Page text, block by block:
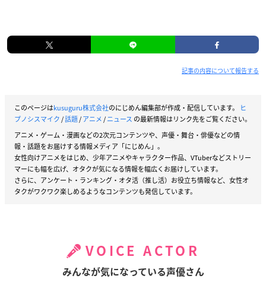
記事の内容について報告する
このページはkusuguru株式会社のにじめん編集部が作成・配信しています。
ヒ
プノシスマイク/話題/アニメ/ニュース の最新情報はリンク先をご覧ください。
アニメ・ゲーム・漫画などの2次元コンテンツや、声優・舞台・俳優などの情
報・話題をお届けする情報メディア「にじめん」。
女性向けアニメをはじめ、少年アニメやキャラクター作品、VTuberなどストリー
マーにも幅を広げ、オタクが気になる情報を幅広くお届けしています。
さらに、アンケート・ランキング・オタ活（推し活）お役立ち情報など、女性オ
タクがワクワク楽しめるようなコンテンツも発信しています。
VOICE ACTOR
みんなが気になっている声優さん